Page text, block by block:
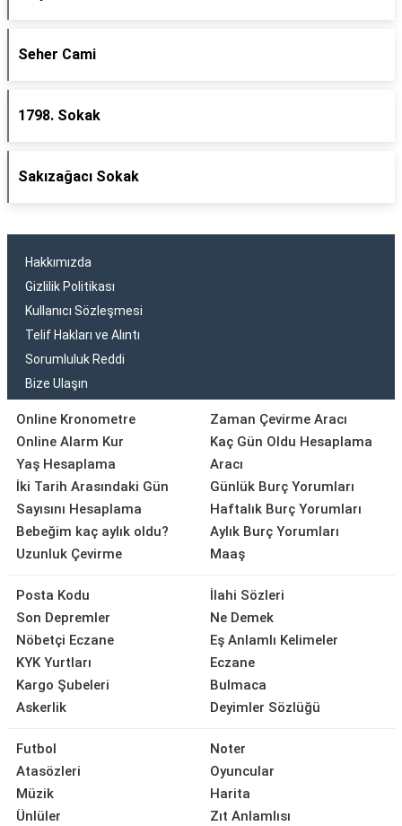
Seher Cami
1798. Sokak
Sakızağacı Sokak
Hakkımızda
Gizlilik Politikası
Kullanıcı Sözleşmesi
Telif Hakları ve Alıntı
Sorumluluk Reddi
Bize Ulaşın
Online Kronometre
Online Alarm Kur
Yaş Hesaplama
İki Tarih Arasındaki Gün
Sayısını Hesaplama
Bebeğim kaç aylık oldu?
Uzunluk Çevirme
Zaman Çevirme Aracı
Kaç Gün Oldu Hesaplama
Aracı
Günlük Burç Yorumları
Haftalık Burç Yorumları
Aylık Burç Yorumları
Maaş
Posta Kodu
Son Depremler
Nöbetçi Eczane
KYK Yurtları
Kargo Şubeleri
Askerlik
İlahi Sözleri
Ne Demek
Eş Anlamlı Kelimeler
Eczane
Bulmaca
Deyimler Sözlüğü
Futbol
Atasözleri
Müzik
Ünlüler
Noter
Oyuncular
Harita
Zıt Anlamlısı